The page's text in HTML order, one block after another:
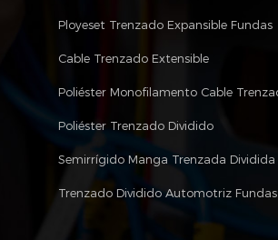
Ployeset Trenzado Expansible Fundas
Cable Trenzado Extensible
Poliéster Trenzado Dividido
Semirrígido Manga Trenzada Dividida
Trenzado Dividido Automotriz Fundas